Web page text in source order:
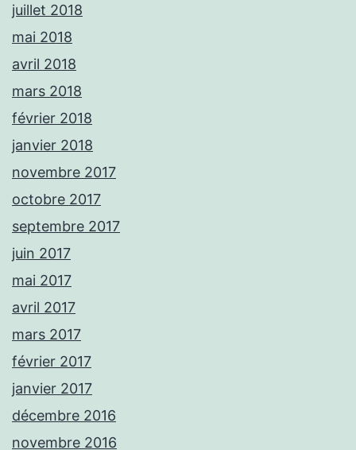
juillet 2018
mai 2018
avril 2018
mars 2018
février 2018
janvier 2018
novembre 2017
octobre 2017
septembre 2017
juin 2017
mai 2017
avril 2017
mars 2017
février 2017
janvier 2017
décembre 2016
novembre 2016